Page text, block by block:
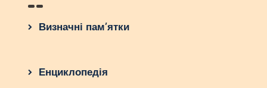
Визначні пам’ятки
Енциклопедія